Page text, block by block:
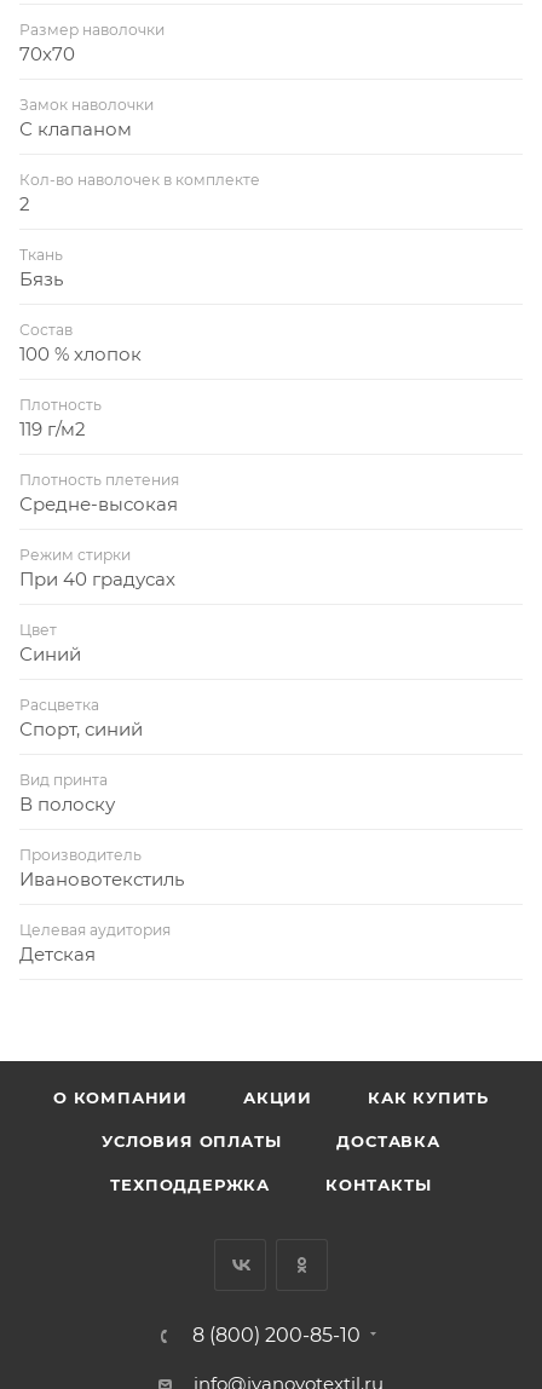
Размер наволочки
70x70
Замок наволочки
С клапаном
Кол-во наволочек в комплекте
2
Ткань
Бязь
Состав
100 % хлопок
Плотность
119 г/м2
Плотность плетения
Средне-высокая
Режим стирки
При 40 градусах
Цвет
Синий
Расцветка
Спорт, синий
Вид принта
В полоску
Производитель
Ивановотекстиль
Целевая аудитория
Детская
О КОМПАНИИ АКЦИИ КАК КУПИТЬ
УСЛОВИЯ ОПЛАТЫ ДОСТАВКА
ТЕХПОДДЕРЖКА КОНТАКТЫ
8 (800) 200-85-10
info@ivanovotextil.ru